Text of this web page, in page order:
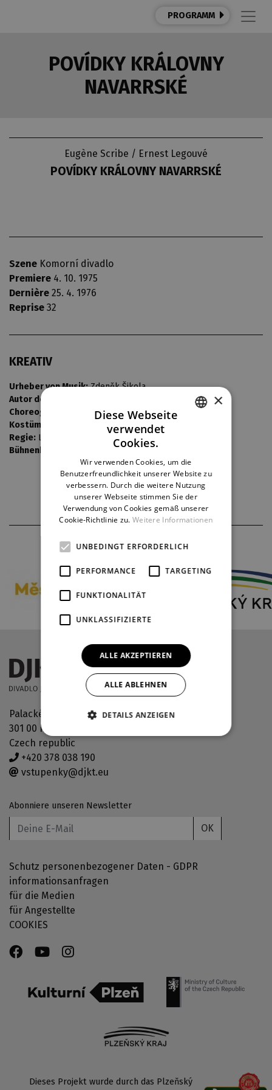
PROGRAMM
POVÍDKY KRÁLOVNY
NAVARRSKÉ
Eugène Scribe / Ernest Legouvé
POVÍDKY KRÁLOVNY NAVARRSKÉ
Szene Komorní divadlo
Premiere 4. 10. 1975
Dernière 25. 4. 1976
Reprise 32
KREATIV
Urheber von Musik: Zdeněk Šikola
Autor der Übersetzung:
Choreografie:
Věra Sudková
Kostüme:
Alena Balejová
Regie: Lída Engelová
Bühnenbild:
THEATERPARTNER
Palackého náměstí 30
301 00 Plzeň
Czech republic
+420 378 038 190
vstupenky@djkt.eu
Abonniere unseren Newsletter
OK
Schutz personenbezogener Daten - GDPR
informationsanfragen
für die Medien
für Angestellte
COOKIES
Dieses Projekt wurde durch das Plzeňský
GERMAN
×
Diese Webseite
verwendet
Cookies.
Wir verwenden Cookies, um die
Benutzerfreundlichkeit unserer Website zu
verbessern. Durch die weitere Nutzung
unserer Webseite stimmen Sie der
Verwendung von Cookies gemäß unserer
Cookie-Richtlinie zu. Weitere Informationen
UNBEDINGT ERFORDERLICH
PERFORMANCE TARGETING
FUNKTIONALITÄT
UNKLASSIFIZIERTE
ALLE AKZEPTIEREN
ALLE ABLEHNEN
DETAILS ANZEIGEN